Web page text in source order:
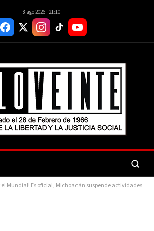
8 ago 2026 | 21:10
el Mundial! Es oficial, Michoacán suspende actividades